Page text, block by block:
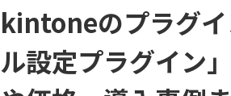
kintoneのプラグイ
ル設定プラグイン